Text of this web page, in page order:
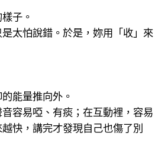
子。
太怕說錯。於是，妳用「收」來
能量推向外。
容易啞、有痰；在互動裡，容易
快，講完才發現自己也傷了別